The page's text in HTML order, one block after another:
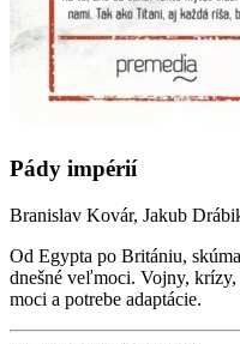
Pády impérií
Branislav Kovár, Jakub
Od Egypta po Britániu,
dnešné veľmoci. Vojny,
moci a potrebe adaptácie.